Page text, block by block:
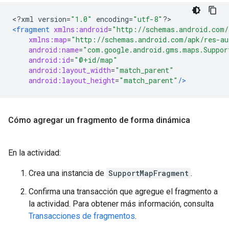
<?xml version="1.0" encoding="utf-8" ?>
<fragment xmlns:android="http://
xmlns:map="http://schemas.android.com/apk/res-
android:name=
android:id="@+id/map"
android:layout_width="match_parent"
android:layout_height="match_parent" />
Cómo agregar un fragmento de forma dinámica
En la actividad:
Crea una instancia de SupportMapFragment .
Confirma una transacción que agregue el fragmento a
la actividad. Para obtener más información, consulta
Transacciones de fragmentos.